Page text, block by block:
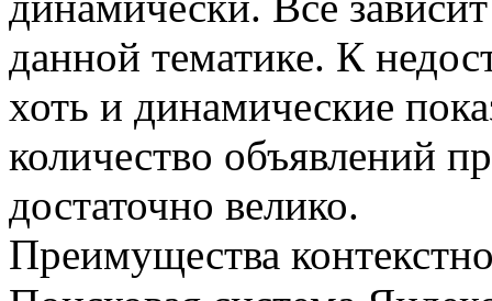
данной тематике. К
хоть и динамические
количество объявлений
достаточно велико.
Преимущества